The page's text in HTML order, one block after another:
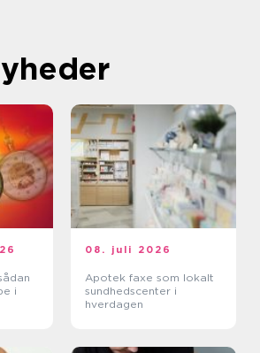
i
08. juli 2026
Apotek faxe som lokalt
sundhedscenter i
hverdagen